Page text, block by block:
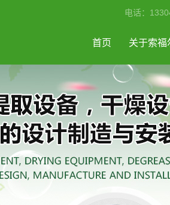
电话：
首页 关于索福
公司简介
工程案例